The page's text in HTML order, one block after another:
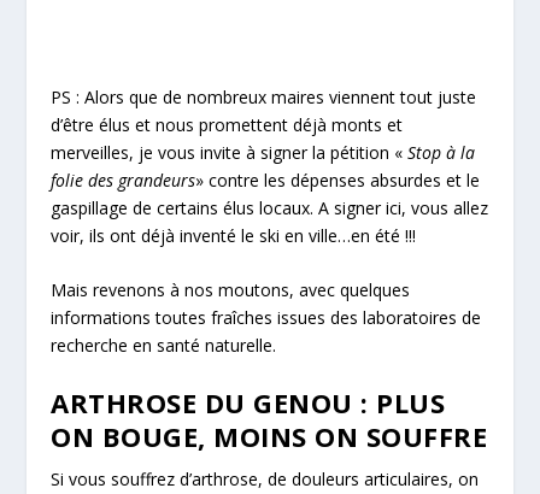
PS : Alors que de nombreux maires viennent tout juste
d’être élus et nous promettent déjà monts et
merveilles, je vous invite à signer la pétition «Stop à la
folie des grandeurs» contre les dépenses absurdes et le
gaspillage de certains élus locaux. A signer ici, vous allez
voir, ils ont déjà inventé le ski en ville…en été !!!
Mais revenons à nos moutons, avec quelques
informations toutes fraîches issues des laboratoires de
recherche en santé naturelle.
ARTHROSE DU GENOU : PLUS
ON BOUGE, MOINS ON SOUFFRE
Si vous souffrez d’arthrose, de douleurs articulaires, on